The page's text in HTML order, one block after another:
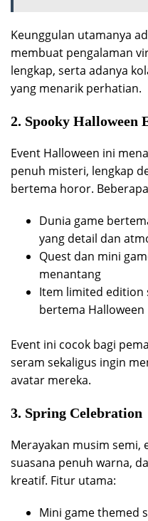
Keunggulan utamanya
membuat pengalaman
lengkap, serta adanya
yang menarik perhatian.
2. Spooky Halloween
Event Halloween ini
penuh misteri, lengkap
bertema horor.
Dunia game
yang detail dan
Quest dan mini
menantang
Item limited edition
bertema Halloween
Event ini cocok bagi
seram sekaligus ingin
avatar mereka.
3. Spring Celebration
Merayakan musim semi,
suasana penuh warna,
kreatif. Fitur utama:
Mini game themed